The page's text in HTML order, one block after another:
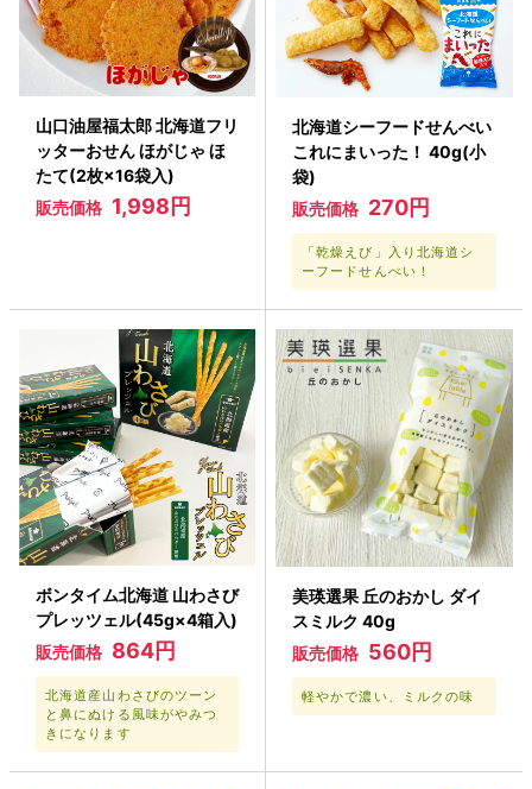
山口油屋福太郎 北海道フリ
ッターおせん ほがじゃ ほ
たて(2枚×16袋入)
販売価格 1,998円
北海道シーフードせんべい
これにまいった！ 40g(小
袋)
販売価格 270円
「乾燥えび」入り北海道シ
ーフードせんべい！
ボンタイム北海道 山わさび
プレッツェル(45g×4箱入)
販売価格 864円
北海道産山わさびのツーン
と鼻にぬける風味がやみつ
きになります
美瑛選果 丘のおかし ダイ
スミルク 40g
販売価格 560円
軽やかで濃い、ミルクの味